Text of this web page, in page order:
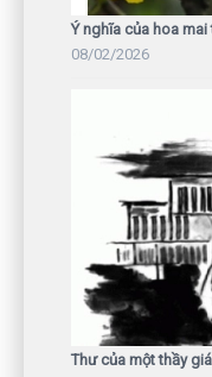
Ý nghĩa của hoa
08/02/2026
Thư của một thầy